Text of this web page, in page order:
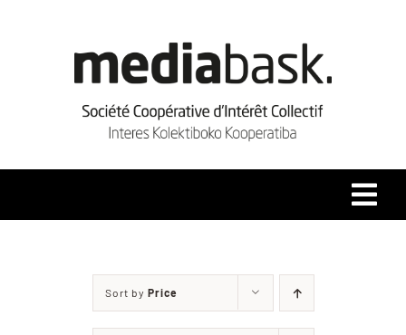
Qui sommes-nous ?
Sort by Price